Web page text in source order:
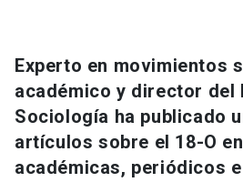
Universidad
Información para keyboard_arrow_down
Futuros estudiantes
Go to english site launch
Experto en movimientos
académico y director del
Sociología ha publicado
artículos sobre el 18-O
académicas, periódicos